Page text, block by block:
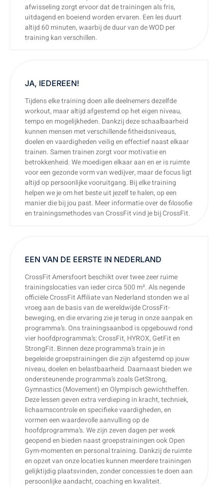
afwisseling zorgt ervoor dat de trainingen als fris,
uitdagend en boeiend worden ervaren. Een les duurt
altijd 60 minuten, waarbij de duur van de WOD per
training kan verschillen.
JA, IEDEREEN!
Tijdens elke training doen alle deelnemers dezelfde
workout, maar altijd afgestemd op het eigen niveau,
tempo en mogelijkheden. Dankzij deze schaalbaarheid
kunnen mensen met verschillende fitheidsniveaus,
doelen en vaardigheden veilig en effectief naast elkaar
trainen. Samen trainen zorgt voor motivatie en
betrokkenheid. We moedigen elkaar aan en er is ruimte
voor een gezonde vorm van wedijver, maar de focus ligt
altijd op persoonlijke vooruitgang. Bij elke training
helpen we je om het beste uit jezelf te halen, op een
manier die bij jou past. Meer informatie over de filosofie
en trainingsmethodes van CrossFit vind je bij CrossFit.
EEN VAN DE EERSTE IN NEDERLAND
CrossFit Amersfoort beschikt over twee zeer ruime
trainingslocaties van ieder circa 500 m². Als negende
officiële CrossFit Affiliate van Nederland stonden we al
vroeg aan de basis van de wereldwijde CrossFit-
beweging, en die ervaring zie je terug in onze aanpak en
programma’s. Ons trainingsaanbod is opgebouwd rond
vier hoofdprogramma’s: CrossFit, HYROX, GetFit en
StrongFit. Binnen deze programma’s train je in
begeleide groepstrainingen die zijn afgestemd op jouw
niveau, doelen en belastbaarheid. Daarnaast bieden we
ondersteunende programma’s zoals GetStrong,
Gymnastics (Movement) en Olympisch gewichtheffen.
Deze lessen geven extra verdieping in kracht, techniek,
lichaamscontrole en specifieke vaardigheden, en
vormen een waardevolle aanvulling op de
hoofdprogramma’s. We zijn zeven dagen per week
geopend en bieden naast groepstrainingen ook Open
Gym-momenten en personal training. Dankzij de ruimte
en opzet van onze locaties kunnen meerdere trainingen
gelijktijdig plaatsvinden, zonder concessies te doen aan
persoonlijke aandacht, coaching en kwaliteit.